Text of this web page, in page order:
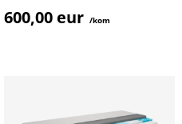
600,00 eur /kom